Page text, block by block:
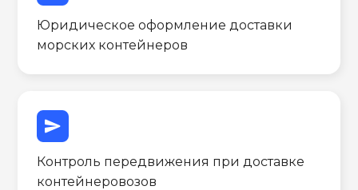
Юридическое оформление доставки
морских контейнеров
send
Контроль передвижения при доставке
контейнеровозов